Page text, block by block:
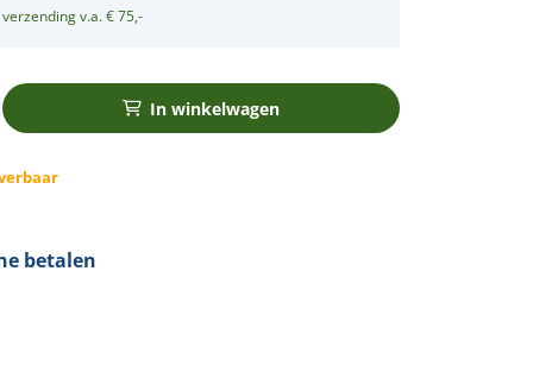
v.a. € 75,-
In winkelwagen
betalen